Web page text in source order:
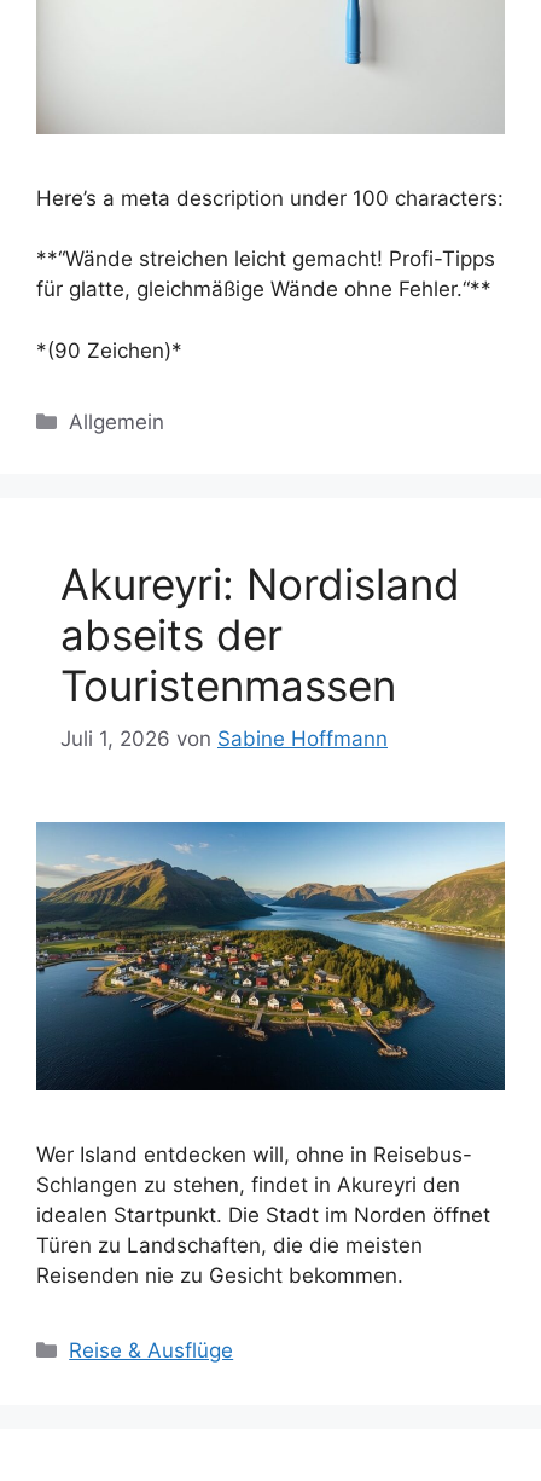
Here’s a meta description under 100 characters:
**“Wände streichen leicht gemacht! Profi-Tipps
für glatte, gleichmäßige Wände ohne Fehler.“**
*(90 Zeichen)*
Kategorien
Allgemein
Akureyri: Nordisland
abseits der
Touristenmassen
Juli 1, 2026 von Sabine Hoffmann
Wer Island entdecken will, ohne in Reisebus-
Schlangen zu stehen, findet in Akureyri den
idealen Startpunkt. Die Stadt im Norden öffnet
Türen zu Landschaften, die die meisten
Reisenden nie zu Gesicht bekommen.
Kategorien
Reise & Ausflüge